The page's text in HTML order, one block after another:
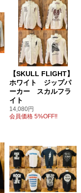
【SKULL FLIGHT】
ホワイト ジップパ
ーカー スカルフラ
イト
14,080円
会員価格 5%OFF!!